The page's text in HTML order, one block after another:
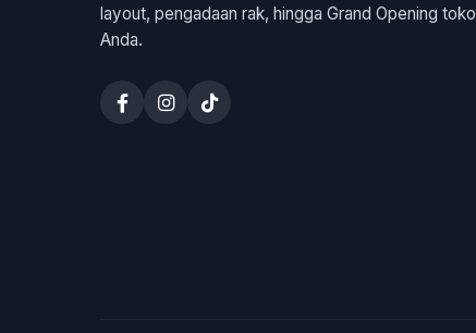
layout, pengadaan rak, hingga Grand Opening toko
Anda.